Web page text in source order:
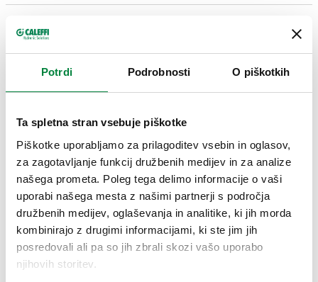
Potrdi Podrobnosti O piškotkih
Ta spletna stran vsebuje piškotke
Piškotke uporabljamo za prilagoditev vsebin in oglasov,
za zagotavljanje funkcij družbenih medijev in za analize
našega prometa. Poleg tega delimo informacije o vaši
uporabi našega mesta z našimi partnerji s področja
družbenih medijev, oglaševanja in analitike, ki jih morda
kombinirajo z drugimi informacijami, ki ste jim jih
posredovali ali pa so jih zbrali skozi vašo uporabo
njihovih storitev.
900308
3D modeli
Besedilo za razpis
CALEFFI, 900308. Spojka z notranjim navojem. Za cevi iz
trdega bakra, medenine, železa in nerjavečega jekla. Spojka
z dvema O-Ringoma. Skladna s standardom UNI EN 1254-4.
Za sisteme na plinsko in tekoče gorivo (rumen O-Ring
skladen s standardom EN 549). Za vodovodne sisteme (črn
O-Ring, skladen s standardom EN 681.1). Opomba (*): za
uporabo samo z vodo in nenevarnimi raztopinami glikola.
SCIP code
fbe06aa5-b16f-44f8-a3a3-
863638c23303
Kopiraj
900310 G 3/8" (ISO 228-1) NN